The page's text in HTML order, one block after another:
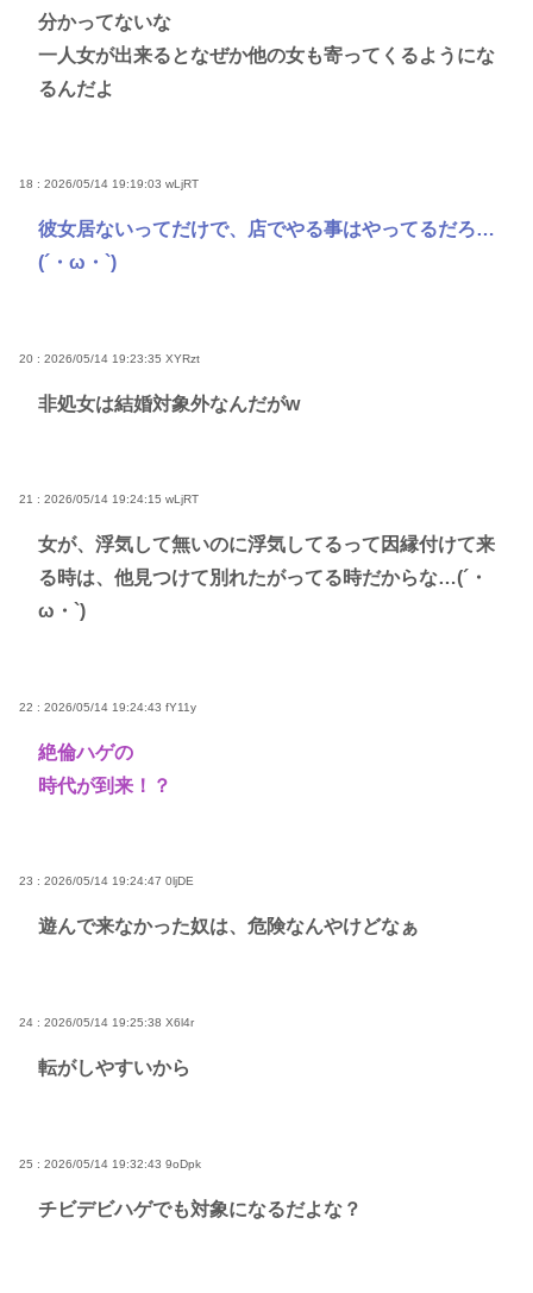
分かってないな
一人女が出来るとなぜか他の女も寄ってくるようにな
るんだよ
18 : 2026/05/14 19:19:03 wLjRT
彼女居ないってだけで、店でやる事はやってるだろ…
(´・ω・`)
20 : 2026/05/14 19:23:35 XYRzt
非処女は結婚対象外なんだがw
21 : 2026/05/14 19:24:15 wLjRT
女が、浮気して無いのに浮気してるって因縁付けて来
る時は、他見つけて別れたがってる時だからな…(´・
ω・`)
22 : 2026/05/14 19:24:43 fY11y
絶倫ハゲの
時代が到来！？
23 : 2026/05/14 19:24:47 0ljDE
遊んで来なかった奴は、危険なんやけどなぁ
24 : 2026/05/14 19:25:38 X6l4r
転がしやすいから
25 : 2026/05/14 19:32:43 9oDpk
チビデビハゲでも対象になるだよな？